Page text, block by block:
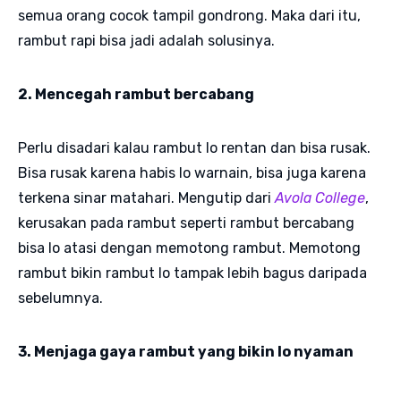
semua orang cocok tampil gondrong. Maka dari itu,
rambut rapi bisa jadi adalah solusinya.
2. Mencegah rambut bercabang
Perlu disadari kalau rambut lo rentan dan bisa rusak.
Bisa rusak karena habis lo warnain, bisa juga karena
terkena sinar matahari. Mengutip dariAvola College,
kerusakan pada rambut seperti rambut bercabang
bisa lo atasi dengan memotong rambut. Memotong
rambut bikin rambut lo tampak lebih bagus daripada
sebelumnya.
3. Menjaga gaya rambut yang bikin lo nyaman